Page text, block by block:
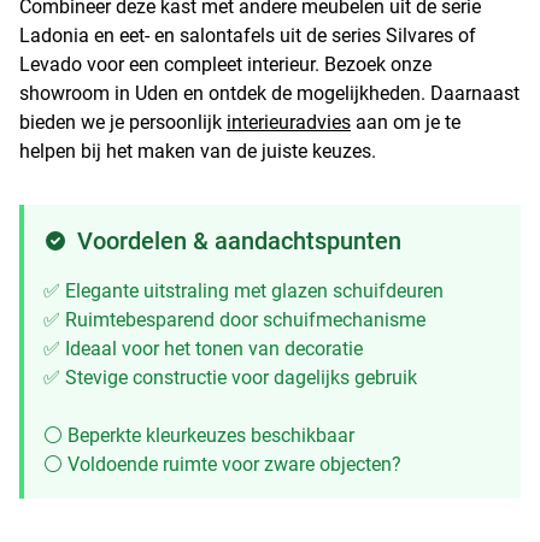
Combineer deze kast met andere meubelen uit de serie
Ladonia en eet- en salontafels uit de series Silvares of
Levado voor een compleet interieur. Bezoek onze
showroom in Uden en ontdek de mogelijkheden. Daarnaast
bieden we je persoonlijk interieuradvies aan om je te
helpen bij het maken van de juiste keuzes.
Voordelen & aandachtspunten
✅ Elegante uitstraling met glazen schuifdeuren
✅ Ruimtebesparend door schuifmechanisme
✅ Ideaal voor het tonen van decoratie
✅ Stevige constructie voor dagelijks gebruik
⚪ Beperkte kleurkeuzes beschikbaar
⚪ Voldoende ruimte voor zware objecten?